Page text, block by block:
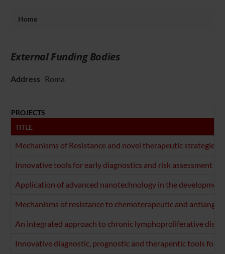
Home
External Funding Bodies
Address Roma
PROJECTS
TITLE
Mechanisms of Resistance and novel therapeutic strategies
Innovative tools for early diagnostics and risk assessment of
Application of advanced nanotechnology in the
Mechanisms of resistance to chemoterapeutic and
An integrated approach to chronic lymphoproliferative
Innovative diagnostic, prognostic and therapentic tools for